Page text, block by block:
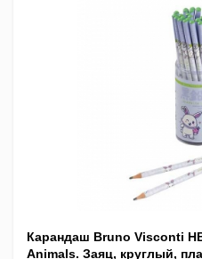
Карандаш Bruno Visconti
Animals. Заяц, круглый,